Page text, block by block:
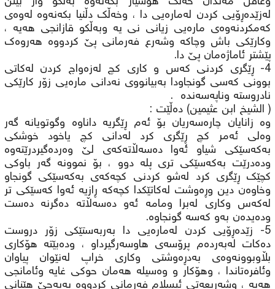
لەزێدەڕۆیی کردن لەمارەیی دا ، وخەڵک دڵنیا بکەنەوە لەوەی
کەمکردنەوەی مارەیی زیانی نی یە وبەڵکو قازانجی هەیه ،
وکارێکی باش وچاکە وشەرع فەرمانی پێ کردووە هەروەک
پێشتر ئاماژەمان پێ دا.
4- ڕێگری کردنی کەس و کاری کچ لەزەواج کردن لەکاتی
بوونی کەسی گونجاودا بەبیانووی نەدانی مارەیی زۆر کارێکی
نادروسته وناپەسەندە .
( الشيخ ابن عثيمين) دەڵێت :
وە زانایان چارەسەریان بۆ ئەم ڕێگریە داناوە وگوتویانە گەر
وەلی ئەمر کچ ڕێگری کرد لەدانی کچ یاخود خوشکی
بەکەسێکی شیاو ئەوا دەسەڵاتەکەی لێ وەردەگیردرێتەوە
ودەدرێت بەکەسێکی تری پلە دوو ، بۆ نموونە گەر باوکی
کچێک ڕێگری کرد لەشو کردنی کچەکەی بەکەسێکی گونجاو
وخاوەن دین وڕەوشت لەکاتێکدا کچەکە ڕازیە ئەوا کەسێکی تر
لەکەس وکاری لەبرا ومامە ئەو دەسەڵاتە دەگرنە دەست
ودەیدەن بەو کەسە گونجاوە.
5- زێدەڕۆیی کردن لەمارەیی دا بەربەستێکی زۆر دروست
دەکات لەبەردەم پرۆسەی هاوسەرگیرداو ، ودەبێتە هۆکاری
بڵاوبوونەوەی بەدڕەوشتی وکاری خراپ لەنێوان پیاوان
وئافرەتاندا ، وهۆکار و وەسیلە هەمان حوکی غایە وئامانجی
هەیە ، وشەریعەتی ئیسلام فەرمانی کردووە بەبەجێ هێنانی